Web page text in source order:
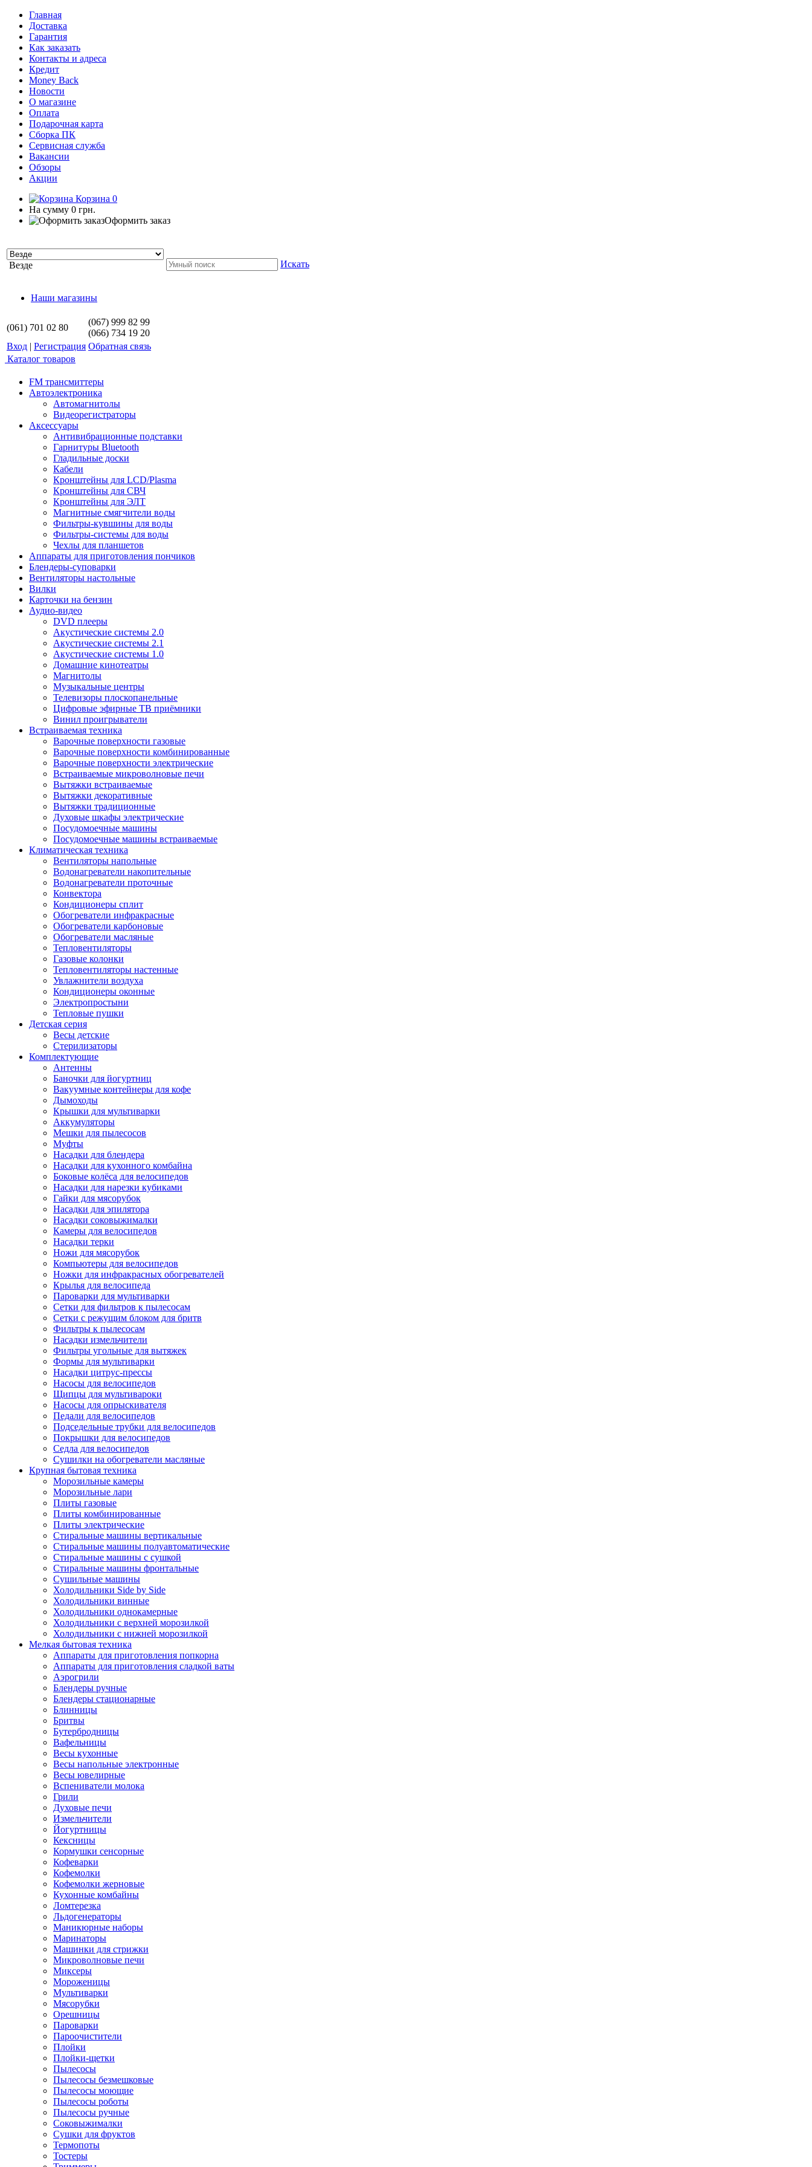
Главная
Доставка
Гарантия
Как заказать
Контакты и адреса
Кредит
Money Back
Новости
О магазине
Оплата
Подарочная карта
Сборка ПК
Сервисная служба
Вакансии
Обзоры
Акции
Корзина 0
На сумму 0 грн.
Оформить заказ
Везде Искать
Наши магазины
(061) 701 02 80
(067) 999 82 99
(066) 734 19 20
Вход | Регистрация Обратная связь
Каталог товаров
FM трансмиттеры
Автоэлектроника
Автомагнитолы
Видеорегистраторы
Аксессуары
Антивибрационные подставки
Гарнитуры Bluetooth
Гладильные доски
Кабели
Кронштейны для LCD/Plasma
Кронштейны для СВЧ
Кронштейны для ЭЛТ
Магнитные смягчители воды
Фильтры-кувшины для воды
Фильтры-системы для воды
Чехлы для планшетов
Аппараты для приготовления пончиков
Блендеры-суповарки
Вентиляторы настольные
Вилки
Карточки на бензин
Аудио-видео
DVD плееры
Акустические системы 2.0
Акустические системы 2.1
Акустические системы 1.0
Домашние кинотеатры
Магнитолы
Музыкальные центры
Телевизоры плоскопанельные
Цифровые эфирные ТВ приёмники
Винил проигрыватели
Встраиваемая техника
Варочные поверхности газовые
Варочные поверхности комбинированные
Варочные поверхности электрические
Встраиваемые микроволновые печи
Вытяжки встраиваемые
Вытяжки декоративные
Вытяжки традиционные
Духовые шкафы электрические
Посудомоечные машины
Посудомоечные машины встраиваемые
Климатическая техника
Вентиляторы напольные
Водонагреватели накопительные
Водонагреватели проточные
Конвектора
Кондиционеры сплит
Обогреватели инфракрасные
Обогреватели карбоновые
Обогреватели масляные
Тепловентиляторы
Газовые колонки
Тепловентиляторы настенные
Увлажнители воздуха
Кондиционеры оконные
Электропростыни
Тепловые пушки
Детская серия
Весы детские
Стерилизаторы
Комплектующие
Антенны
Баночки для йогуртниц
Вакуумные контейнеры для кофе
Дымоходы
Крышки для мультиварки
Аккумуляторы
Мешки для пылесосов
Муфты
Насадки для блендера
Насадки для кухонного комбайна
Боковые колёса для велосипедов
Насадки для нарезки кубиками
Гайки для мясорубок
Насадки для эпилятора
Насадки соковыжималки
Камеры для велосипедов
Насадки терки
Ножи для мясорубок
Компьютеры для велосипедов
Ножки для инфракрасных обогревателей
Крылья для велосипеда
Пароварки для мультиварки
Сетки для фильтров к пылесосам
Сетки с режущим блоком для бритв
Фильтры к пылесосам
Насадки измельчители
Фильтры угольные для вытяжек
Формы для мультиварки
Насадки цитрус-прессы
Насосы для велосипедов
Щипцы для мультивароки
Насосы для опрыскивателя
Педали для велосипедов
Подседельные трубки для велосипедов
Покрышки для велосипедов
Седла для велосипедов
Сушилки на обогреватели масляные
Крупная бытовая техника
Морозильные камеры
Морозильные лари
Плиты газовые
Плиты комбинированные
Плиты электрические
Стиральные машины вертикальные
Стиральные машины полуавтоматические
Стиральные машины с сушкой
Стиральные машины фронтальные
Сушильные машины
Холодильники Side by Side
Холодильники винные
Холодильники однокамерные
Холодильники с верхней морозилкой
Холодильники с нижней морозилкой
Мелкая бытовая техника
Аппараты для приготовления попкорна
Аппараты для приготовления сладкой ваты
Аэрогрили
Блендеры ручные
Блендеры стационарные
Блинницы
Бритвы
Бутербродницы
Вафельницы
Весы кухонные
Весы напольные электронные
Весы ювелирные
Вспениватели молока
Грили
Духовые печи
Измельчители
Йогуртницы
Кексницы
Кормушки сенсорные
Кофеварки
Кофемолки
Кофемолки жерновые
Кухонные комбайны
Ломтерезка
Льдогенераторы
Маникюрные наборы
Маринаторы
Машинки для стрижки
Микроволновые печи
Миксеры
Мороженицы
Мультиварки
Мясорубки
Орешницы
Пароварки
Пароочистители
Плойки
Плойки-щетки
Пылесосы
Пылесосы безмешковые
Пылесосы моющие
Пылесосы роботы
Пылесосы ручные
Соковыжималки
Сушки для фруктов
Термопоты
Тостеры